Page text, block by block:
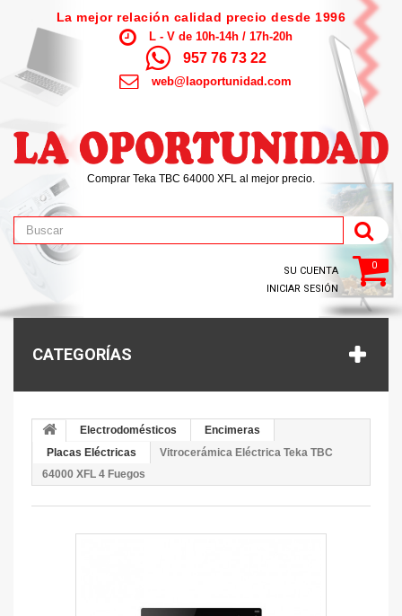
La mejor relación calidad precio desde 1996
L - V de 10h-14h / 17h-20h
957 76 73 22
web@laoportunidad.com
Comprar Teka TBC 64000 XFL al mejor precio.
0
SU CUENTA
INICIAR SESIÓN
CATEGORÍAS
Electrodomésticos
Encimeras
Placas Eléctricas
Vitrocerámica Eléctrica Teka TBC
64000 XFL 4 Fuegos